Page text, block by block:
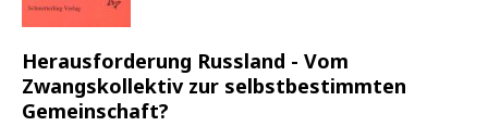
Herausforderung Russland - Vom
Zwangskollektiv zur selbstbestimmten
Gemeinschaft?